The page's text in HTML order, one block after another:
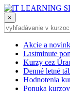
×
Akcie a
Lastminute
Kurzy cez
Denné letné
Hodnotenia
Ponuka kurzov